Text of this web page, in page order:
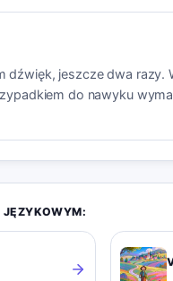
dźwięk, jeszcze dwa
do nawyku